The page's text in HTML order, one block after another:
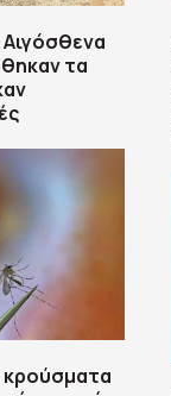
τα
κρούσματα